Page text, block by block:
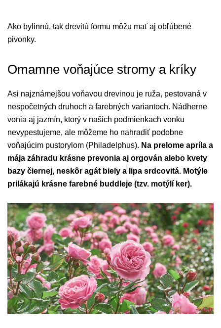
Ako bylinnú, tak drevitú formu môžu mať aj obľúbené
pivonky.
Omamne voňajúce stromy a kríky
Asi najznámejšou voňavou drevinou je ruža, pestovaná v
nespočetných druhoch a farebných variantoch. Nádherne
vonia aj jazmín, ktorý v našich podmienkach vonku
nevypestujeme, ale môžeme ho nahradiť podobne
voňajúcim pustorylom (Philadelphus). Na prelome apríla a
mája záhradu krásne prevonia aj orgován alebo kvety
bazy čiernej, neskôr agát biely a lipa srdcovitá. Motýle
prilákajú krásne farebné buddleje (tzv. motýlí ker).